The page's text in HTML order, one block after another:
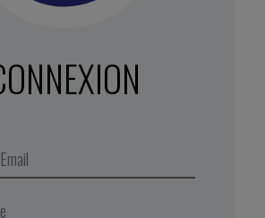
pas d’exprimer votre colère ou
dialogue. Esquivez ce piège en
instantanée, le téléphone ou une
personne pour gérer vos